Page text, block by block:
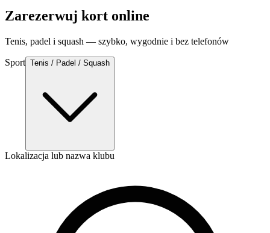
Zarezerwuj kort online
Tenis, padel i squash — szybko, wygodnie i bez telefonów
Sport Tenis / Padel / Squash
Lokalizacja lub nazwa klubu